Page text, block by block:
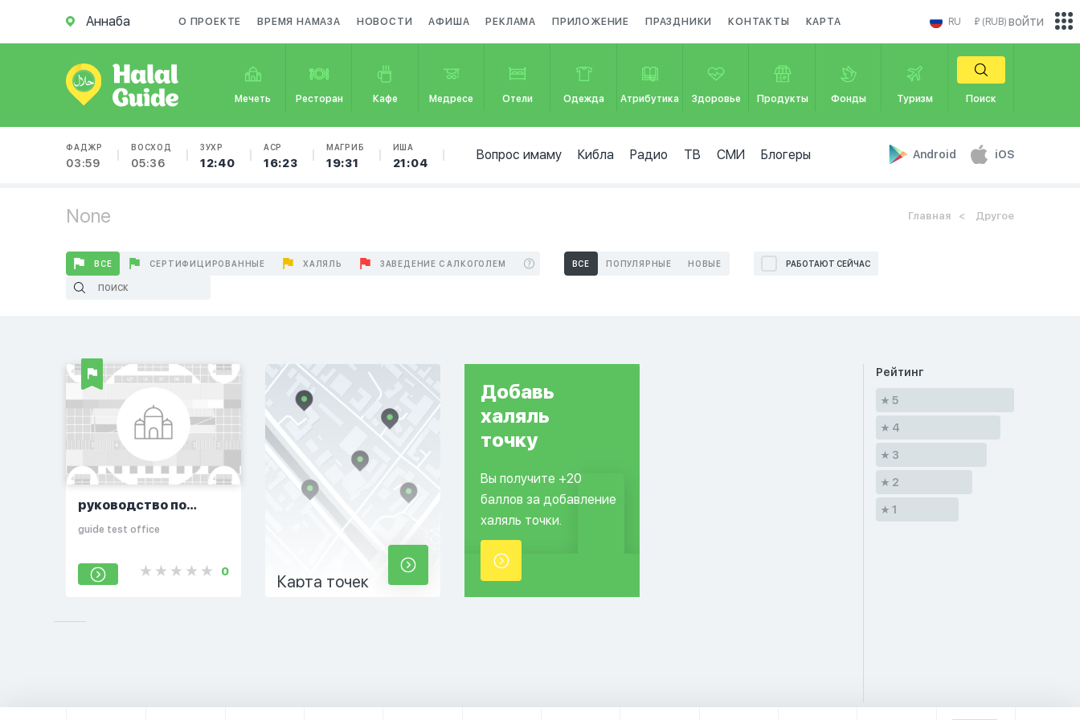
Аннаба О ПРОЕКТЕ ВРЕМЯ НАМАЗА НОВОСТИ АФИША РЕКЛАМА ПРИЛОЖЕНИЕ ПРАЗДНИКИ КОНТАКТЫ КАРТА RU ₽ (RUB)
Мечеть Ресторан Кафе Медресе Отели Одежда Атрибутика Здоровье Продукты Фонды Туризм Поиск
ФАДЖР
03:59
ВОСХОД
05:36
ЗУХР
12:40
АСР
16:23
МАГРИБ
19:31
ИША
21:04
Вопрос имаму Кибла Радио ТВ СМИ Блогеры Android iOS
войти
None Главная Другое
ВСЕ СЕРТИФИЦИРОВАННЫЕ ХАЛЯЛЬ ЗАВЕДЕНИЕ С АЛКОГОЛЕМ ВСЕ ПОПУЛЯРНЫЕ НОВЫЕ РАБОТАЮТ СЕЙЧАС
руководство по
тестированию
guide test office
0
Карта точек
Добавь
халяль
точку
Вы получите +20
баллов за добавление
халяль точки.
Рейтинг
5
4
3
2
1